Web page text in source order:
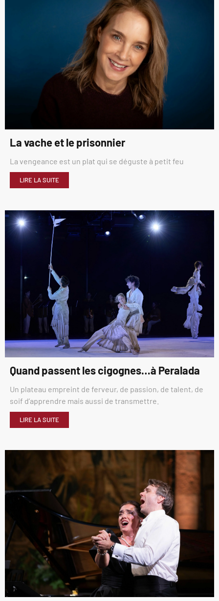
La vache et le prisonnier
La vengeance est un plat qui se déguste à petit feu
LIRE LA SUITE
Quand passent les cigognes…à Peralada
Un plateau empreint de ferveur, de passion, de talent, de
soif d’apprendre mais aussi de transmettre.
LIRE LA SUITE